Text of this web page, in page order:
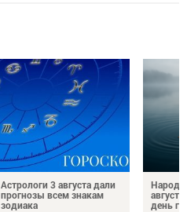
Астрологи 3 августа дали
прогнозы всем знакам
зодиака
день